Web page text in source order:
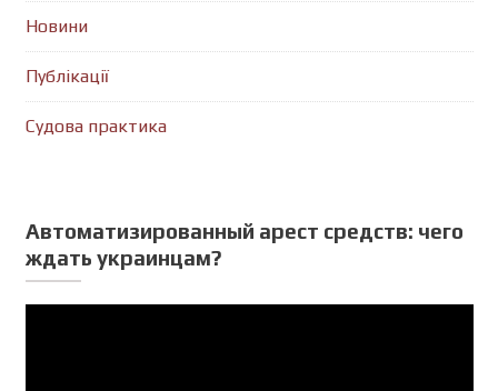
Новини
Публікації
Судова практика
Автоматизированный арест средств: чего
ждать украинцам?